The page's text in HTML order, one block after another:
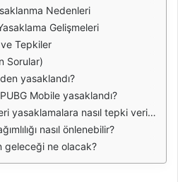
Nedenleri
Gelişmeleri
Tepkiler
Sorular)
yasaklandı?
Mobile yasaklandı?
nasıl tepki veriyor?
nasıl önlenebilir?
geleceği ne olacak?